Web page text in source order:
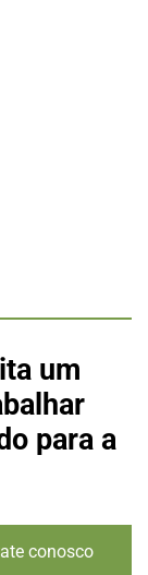
um
para a
conosco